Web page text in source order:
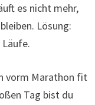
es nicht mehr,
Lösung:
vorm Marathon fit
Tag bist du